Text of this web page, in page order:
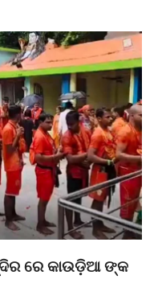
ରେ କାଉଡ଼ିଆ ଙ୍କ